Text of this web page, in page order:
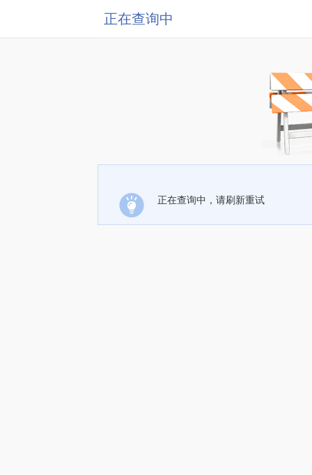
正在查询中
正在查询中，请刷新重试